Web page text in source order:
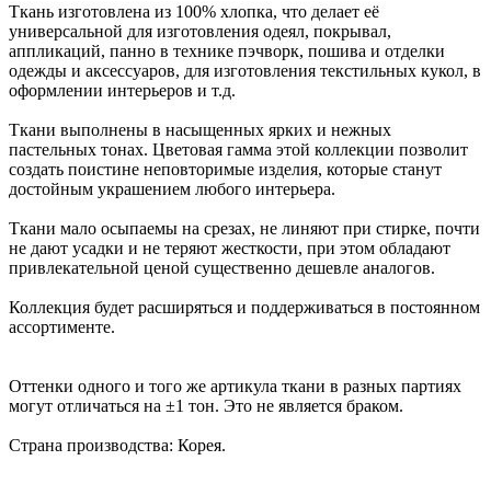
Ткань изготовлена из 100% хлопка, что делает её
универсальной для изготовления одеял, покрывал,
аппликаций, панно в технике пэчворк, пошива и отделки
одежды и аксессуаров, для изготовления текстильных кукол, в
оформлении интерьеров и т.д.
Ткани выполнены в насыщенных ярких и нежных
пастельных тонах. Цветовая гамма этой коллекции позволит
создать поистине неповторимые изделия, которые станут
достойным украшением любого интерьера.
Ткани мало осыпаемы на срезах, не линяют при стирке, почти
не дают усадки и не теряют жесткости, при этом обладают
привлекательной ценой существенно дешевле аналогов.
Коллекция будет расширяться и поддерживаться в постоянном
ассортименте.
Оттенки одного и того же артикула ткани в разных партиях
могут отличаться на ±1 тон. Это не является браком.
Страна производства: Корея.